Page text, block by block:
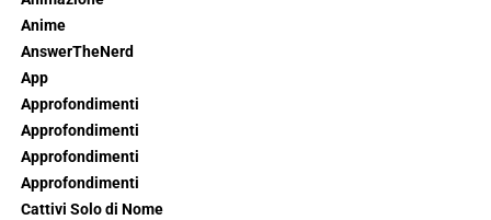
Anime
AnswerTheNerd
App
Approfondimenti
Approfondimenti
Approfondimenti
Approfondimenti
Cattivi Solo di Nome